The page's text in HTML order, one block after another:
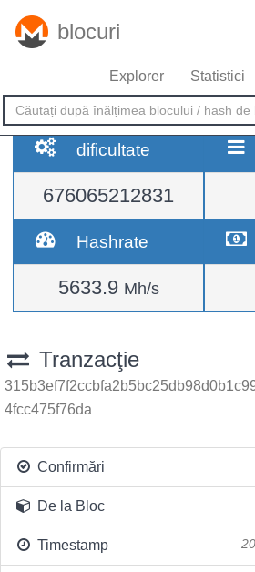
blocuri
Explorer Statistici
dificultate
676065212831
Hashrate
5633.9 Mh/s
Tranzacţie
4fcc475f76da
Confirmări
De la Bloc
Timestamp